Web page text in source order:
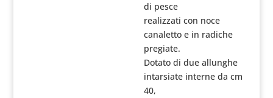
di pesce
realizzati con noce
canaletto e in radiche
pregiate.
Dotato di due allunghe
intarsiate interne da cm
40,